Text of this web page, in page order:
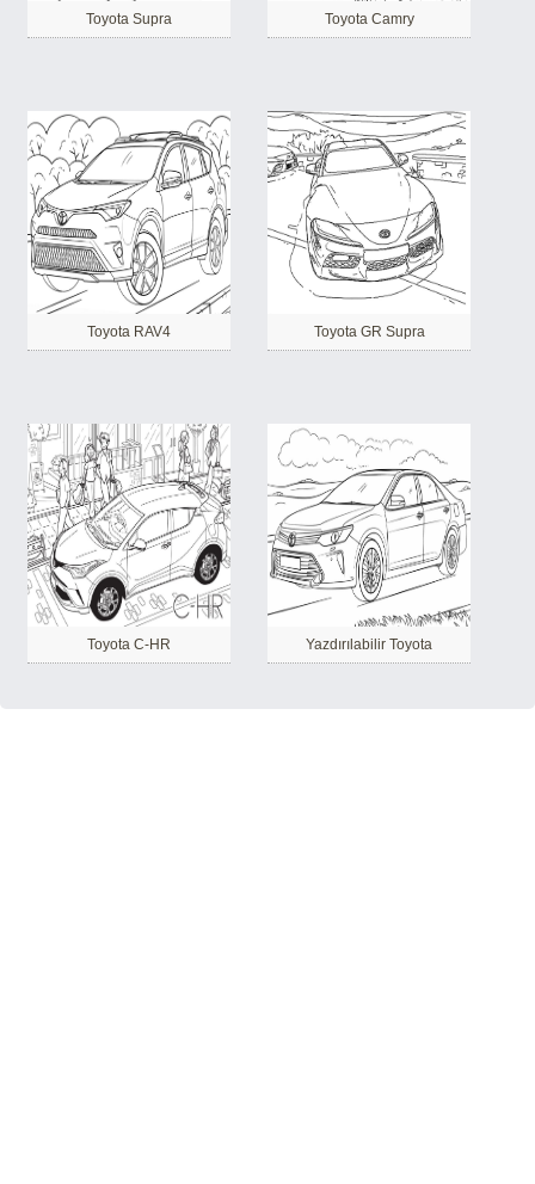
Toyota Supra Toyota Camry
Toyota RAV4 Toyota GR Supra
Toyota C-HR Yazdırılabilir Toyota